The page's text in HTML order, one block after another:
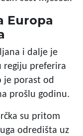
Europa
i dalje je
regiju preferira
je porast od
prošlu godinu.
su pritom
odredišta uz